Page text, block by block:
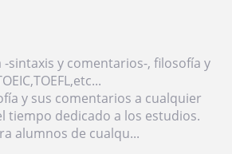
sintaxis y comentarios-, filosofía y
y sus comentarios a cualquier
tiempo dedicado a los estudios.
alumnos de cualqu...